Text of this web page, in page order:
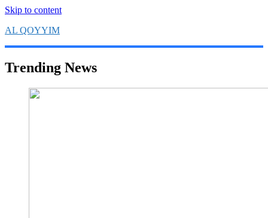
Skip to content
AL QOYYIM
Yayasan Al Qoyyim Sukoharjo
Trending News